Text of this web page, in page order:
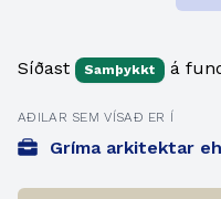
Síðast Samþykkt á
AÐILAR SEM VÍSAÐ ER Í
Gríma arkitektar